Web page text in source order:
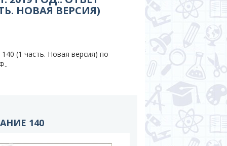
НОВАЯ ВЕРСИЯ)
(1 часть. Новая версия) по
140